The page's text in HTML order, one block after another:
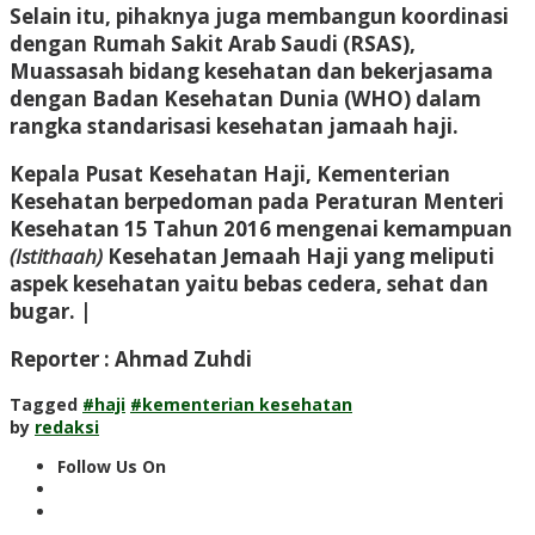
Selain itu, pihaknya juga membangun koordinasi
dengan Rumah Sakit Arab Saudi (RSAS),
Muassasah bidang kesehatan dan bekerjasama
dengan Badan Kesehatan Dunia (WHO) dalam
rangka standarisasi kesehatan jamaah haji.
Kepala Pusat Kesehatan Haji, Kementerian
Kesehatan berpedoman pada Peraturan Menteri
Kesehatan 15 Tahun 2016 mengenai kemampuan
(Istithaah) Kesehatan Jemaah Haji yang meliputi
aspek kesehatan yaitu bebas cedera, sehat dan
bugar. |
Reporter : Ahmad Zuhdi
Tagged #haji #kementerian kesehatan
by redaksi
Follow Us On